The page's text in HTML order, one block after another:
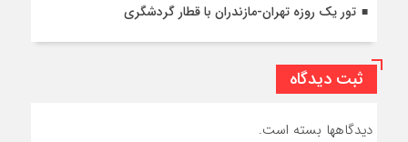
تور یک روزه تهران-مازندران با قطار گردشگری
ثبت دیدگاه
دیدگاهها بسته است.